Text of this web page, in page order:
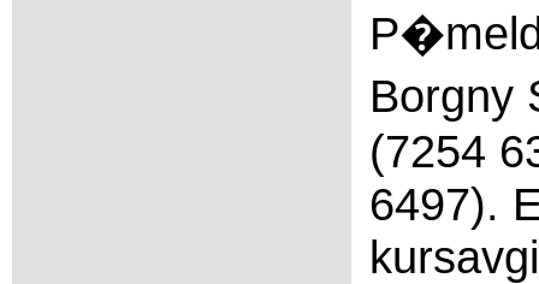
Borgny
(7254
6497).